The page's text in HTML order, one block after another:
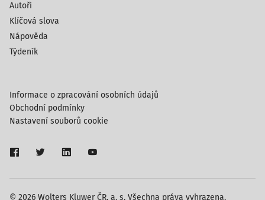
Autoři
Klíčová slova
Nápověda
Týdeník
© 2026 Wolters Kluwer ČR, a. s. Všechna práva vyhrazena.
Informace o zpracování osobních údajů
Obchodní podmínky
Nastavení souborů cookie